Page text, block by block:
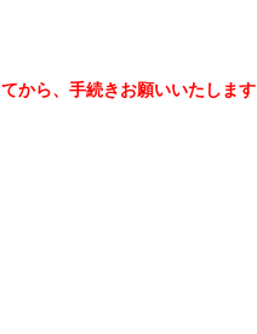
から、手続きお願いいたします